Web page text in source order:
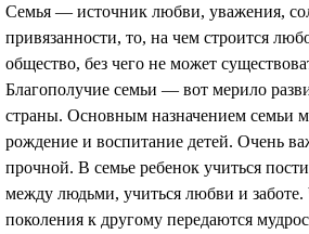
Семья — источник любви, уважения,
привязанности, то, на чем строится
общество, без чего не может
Благополучие семьи — вот мерило
страны. Основным назначением семьи
рождение и воспитание детей. Очень
прочной. В семье ребенок учиться
между людьми, учиться любви и заботе.
поколения к другому передаются